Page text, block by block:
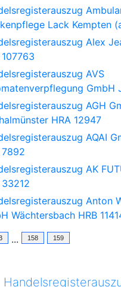
Lack Kempten
Alex
107763
AVS
GmbH
AGH
HRA 12947
AQAI
7892
AK
33212
Anton
Wächtersbach HRB
... 158 159